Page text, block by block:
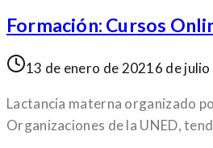
Formación: Cursos
13 de enero de 20216 de
Lactancia materna organizado
Organizaciones de la UNED,